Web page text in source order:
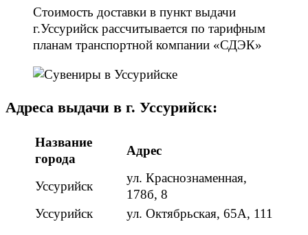
Стоимость доставки в пункт выдачи
г.Уссурийск рассчитывается по тарифным
планам транспортной компании «СДЭК»
Адреса выдачи в г. Уссурийск:
Название
города
Адрес
Уссурийск
ул. Краснознаменная,
178б, 8
Уссурийск
ул. Октябрьская, 65А, 111